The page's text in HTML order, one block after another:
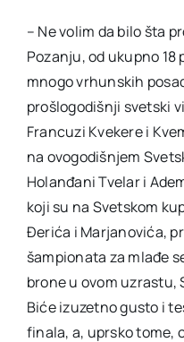
– Ne volim da bilo šta
Pozanju, od ukupno
mnogo vrhunskih
prošlogodišnji svetski
Francuzi Kvekere i
na ovogodišnjem
Holanđani Tvelar i
koji su na Svetskom
Đerića i Marjanovića,
šampionata za mlađe
brone u ovom uzrastu,
Biće izuzetno gusto i
finala, a, uprsko tome,